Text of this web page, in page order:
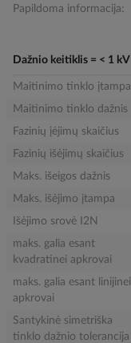
Papildoma informacija:
Dažnio keitiklis = < 1 kV
Maitinimo tinklo įtampa
Maitinimo tinklo dažnis
Fazinių įėjimų skaičius
Fazinių išėjimų skaičius
Maks. išeigos dažnis
Maks. išėjimo įtampa
Išėjimo srovė I2N
maks. galia esant
kvadratinei apkrovai
maks. galia esant linijinei
apkrovai
Santykinė simetriška
tinklo dažnio tolerancija